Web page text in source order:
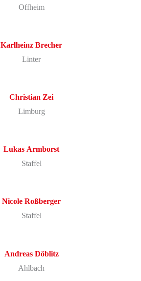
Offheim
Karlheinz Brecher
Linter
Christian Zei
Limburg
Lukas Armborst
Staffel
Nicole Roßberger
Staffel
Andreas Döblitz
Ahlbach